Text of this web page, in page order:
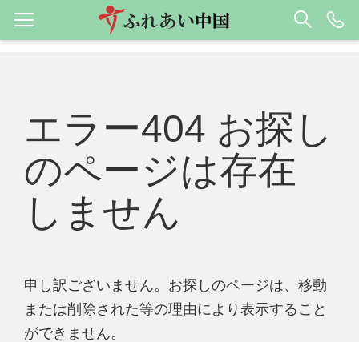
エラー404 お探し
のページは存在
しません
申し訳ございません。お探しのページは、移動
または削除された等の理由により表示すること
ができません。